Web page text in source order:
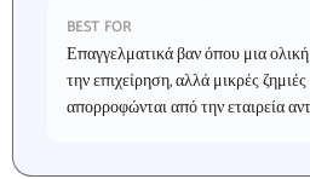
BEST FOR
Επαγγελματικά βαν όπου μια
την επιχείρηση, αλλά μικρές
απορροφώνται από την εταιρεία